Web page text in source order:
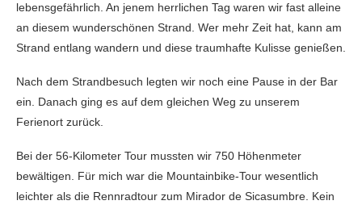
lebensgefährlich. An jenem herrlichen Tag waren wir fast alleine
an diesem wunderschönen Strand. Wer mehr Zeit hat, kann am
Strand entlang wandern und diese traumhafte Kulisse genießen.
Nach dem Strandbesuch legten wir noch eine Pause in der Bar
ein. Danach ging es auf dem gleichen Weg zu unserem
Ferienort zurück.
Bei der 56-Kilometer Tour mussten wir 750 Höhenmeter
bewältigen. Für mich war die Mountainbike-Tour wesentlich
leichter als die Rennradtour zum Mirador de Sicasumbre. Kein